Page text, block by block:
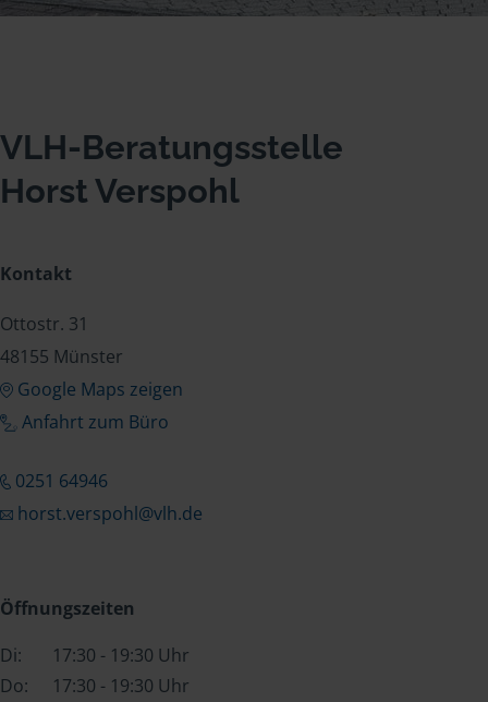
VLH-Beratungsstelle
Horst Verspohl
Kontakt
Ottostr. 31
48155 Münster
Google Maps zeigen
Anfahrt zum Büro
0251 64946
horst.verspohl@vlh.de
Öffnungszeiten
Di:
17:30 - 19:30 Uhr
Do:
17:30 - 19:30 Uhr